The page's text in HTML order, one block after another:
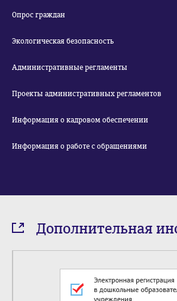
Опрос граждан
Экологическая безопасность
Административные регламенты
Проекты административных регламентов
Информация о кадровом обеспечении
Информация о работе с обращениями
Дополнительная